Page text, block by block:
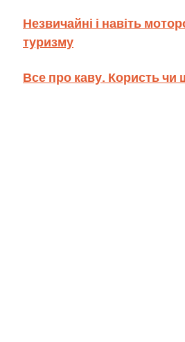
Незвичайні і навіть
туризму
Все про каву. Користь чи